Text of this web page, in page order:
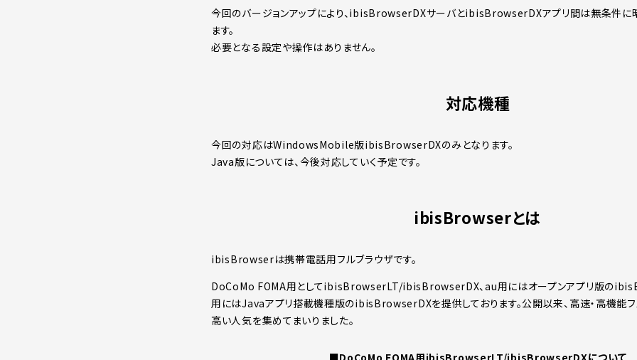
今回のバージョンアップにより、ibisBrowserDXサーバとibisBrowserDXアプリ間は無条件に
ます。
必要となる設定や操作はありません。
対応機種
今回の対応はWindowsMobile版ibisBrowserDXのみとなります。
Java版については、今後対応していく予定です。
ibisBrowserとは
ibisBrowserは携帯電話用フルブラウザです。
DoCoMo FOMA用としてibisBrowserLT/ibisBrowserDX、au用にはオープンアプリ版の
用にはJavaアプリ搭載機種版のibisBrowserDXを提供しております。公開以来、高速・高機能フ
高い人気を集めてまいりました。
■DoCoMo FOMA用ibisBrowserLT/ibisBrowserDXについて